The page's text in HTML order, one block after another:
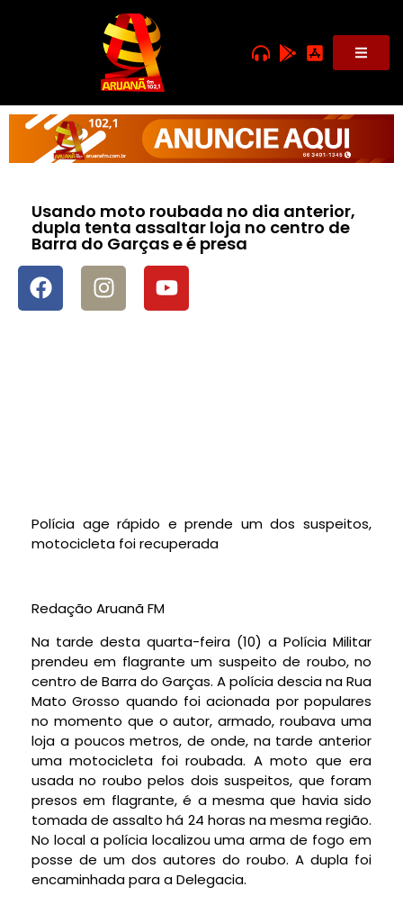
Usando moto roubada no dia anterior,
dupla tenta assaltar loja no centro de
Barra do Garças e é presa
Polícia age rápido e prende um dos suspeitos,
motocicleta foi recuperada
Redação Aruanã FM
Na tarde desta quarta-feira (10) a Polícia Militar
prendeu em flagrante um suspeito de roubo, no
centro de Barra do Garças. A polícia descia na Rua
Mato Grosso quando foi acionada por populares
no momento que o autor, armado, roubava uma
loja a poucos metros, de onde, na tarde anterior
uma motocicleta foi roubada. A moto que era
usada no roubo pelos dois suspeitos, que foram
presos em flagrante, é a mesma que havia sido
tomada de assalto há 24 horas na mesma região.
No local a polícia localizou uma arma de fogo em
posse de um dos autores do roubo. A dupla foi
encaminhada para a Delegacia.